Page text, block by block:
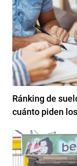
Ránking de
cuánto piden